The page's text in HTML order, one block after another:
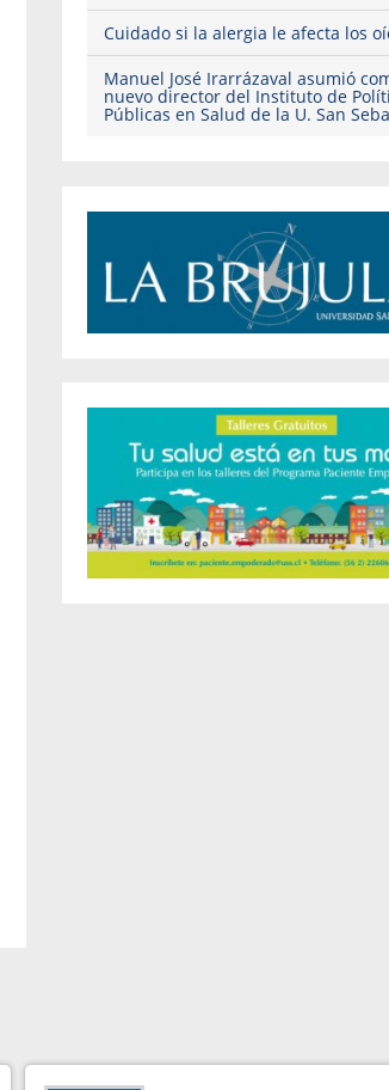
Cuidado si la alergia le afecta los
Manuel José Irarrázaval asumió
nuevo director del Instituto de
Públicas en Salud de la U. San